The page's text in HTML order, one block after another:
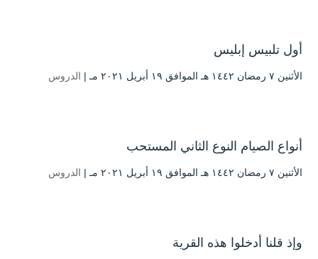
أول تلبيس إبليس
الأثنين ۷ رمضان ۱٤٤۲ هـ الموافق ۱۹ أبريل ۲۰۲۱ مـ | الدروس
أنواع الصيام النوع الثاني المستحب
الأثنين ۷ رمضان ۱٤٤۲ هـ الموافق ۱۹ أبريل ۲۰۲۱ مـ | الدروس
وإذ قلنا أدخلوا هذه القرية